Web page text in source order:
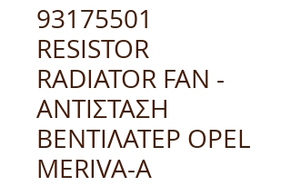
93175501
RESISTOR
RADIATOR FAN -
ΑΝΤΙΣΤΑΣΗ
ΒΕΝΤΙΛΑΤΕΡ OPEL
MERIVA-A